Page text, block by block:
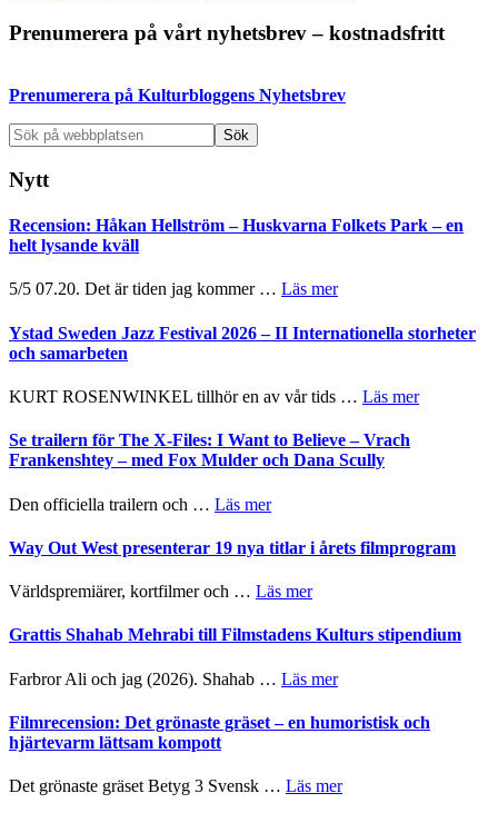
Primärt
Prenumerera på vårt nyhetsbrev – kostnadsfritt
Prenumerera på Kulturbloggens Nyhetsbrev
Sök
på
webbplatsen
Nytt
Recension: Håkan Hellström – Huskvarna Folkets Park – en
helt lysande kväll
5/5 07.20. Det är tiden jag kommer … Läs merom
Håkan
Huskvarna
Folkets
–
en
Ystad Sweden Jazz Festival 2026 – II Internationella storheter
och samarbeten
KURT ROSENWINKEL tillhör en av vår tids … Läs merom
Se trailern för The X-Files: I Want to Believe – Vrach
Frankenshtey – med Fox Mulder och Dana Scully
Den officiella trailern och … Läs merom
trailern
The
X-
I
to
–
Way Out West presenterar 19 nya titlar i årets filmprogram
Världspremiärer, kortfilmer och … Läs merom
Out
19
titlar
filmprogram
Grattis Shahab Mehrabi till Filmstadens Kulturs stipendium
Farbror Ali och jag (2026). Shahab … Läs merom
Shahab
Kulturs
Filmrecension: Det grönaste gräset – en humoristisk och
hjärtevarm lättsam kompott
Det grönaste gräset Betyg 3 Svensk … Läs merom